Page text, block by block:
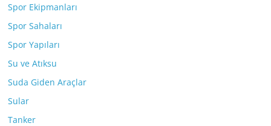
Spor Ekipmanları
Spor Sahaları
Spor Yapıları
Su ve Atıksu
Suda Giden Araçlar
Sular
Tanker